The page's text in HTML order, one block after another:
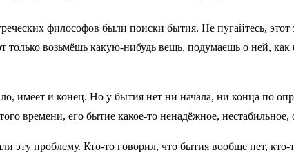
философов были поиски бытия. Не пугайтесь,
только возьмёшь какую-нибудь вещь, подумаешь о ней,
имеет и конец. Но у бытия нет ни начала, ни конца по
времени, его бытие какое-то ненадёжное, нестабильное,
эту проблему. Кто-то говорил, что бытия вообще нет,